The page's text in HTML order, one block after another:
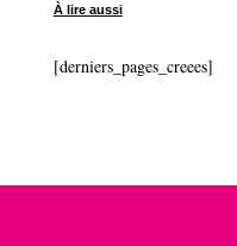
À lire aussi
[derniers_pages_creees]